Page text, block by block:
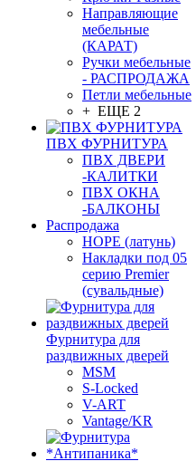
Направляющие
мебельные
(КАРАТ)
Ручки мебельные
- РАСПРОДАЖА
Петли мебельные
+ ЕЩЕ 2
ПВХ ФУРНИТУРА
ПВХ ДВЕРИ
-КАЛИТКИ
ПВХ ОКНА
-БАЛКОНЫ
Распродажа
HOPE (латунь)
Накладки под 05
серию Premier
(сувальдные)
Фурнитура для
раздвижных дверей
MSM
S-Locked
V-ART
Vantage/KR